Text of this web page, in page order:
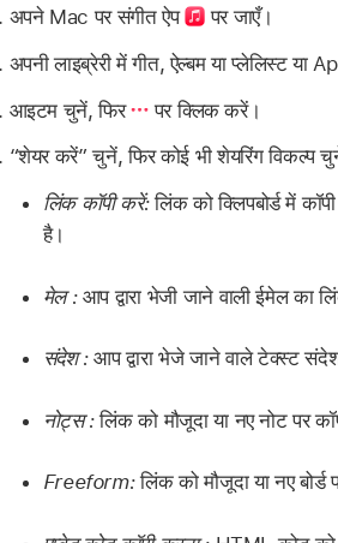
अपने Mac पर संगीत ऐप
पर जाएँ।
अपनी लाइब्रेरी में गीत, ऐल्बम या प्लेलिस्ट
आइटम चुनें, फिर
पर क्लिक करें।
“शेयर करें” चुनें, फिर कोई भी शेयरिंग विकल्प
लिंक कॉपी करें:लिंक को क्लिपबोर्ड में
है।
मेल :आप द्वारा भेजी जाने वाली ईमेल का
संदेश :आप द्वारा भेजे जाने वाले टेक्स्ट
नोट्स :लिंक को मौजूदा या नए नोट पर
Freeform:लिंक को मौजूदा या नए बोर्ड